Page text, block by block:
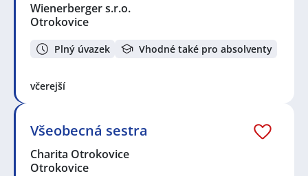
Wienerberger s.r.o.
Otrokovice
Plný úvazek Vhodné také pro absolventy
včerejší
Všeobecná sestra
Charita Otrokovice
Otrokovice